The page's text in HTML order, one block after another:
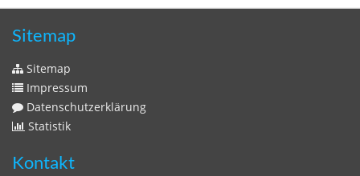
Sitemap
Sitemap
Impressum
Datenschutzerklärung
Statistik
Kontakt